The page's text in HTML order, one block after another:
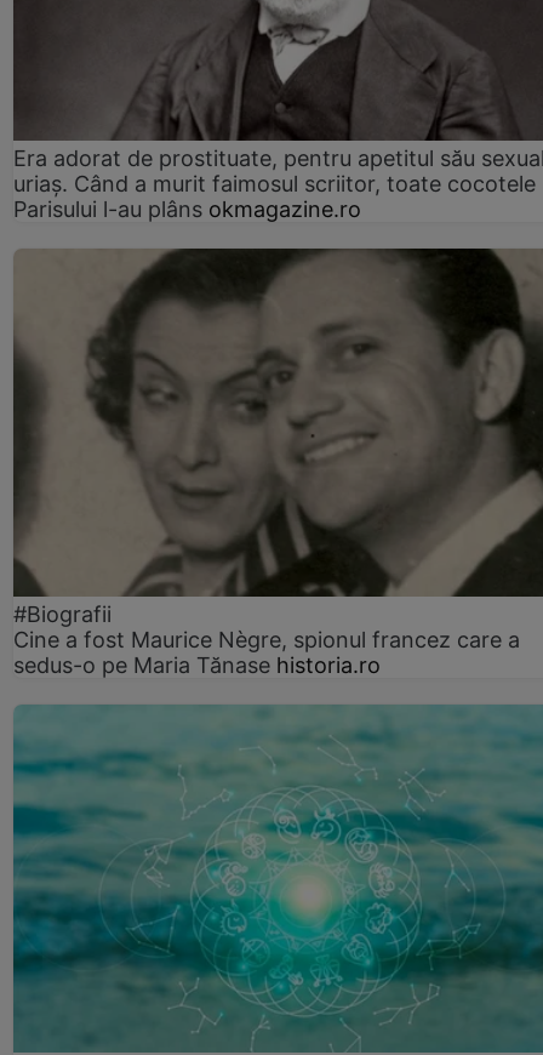
Era adorat de prostituate, pentru apetitul său
uriaș. Când a murit faimosul scriitor, toate cocotele
Parisului l-au plâns okmagazine.ro
#Biografii
Cine a fost Maurice Nègre, spionul francez care a
sedus-o pe Maria Tănase historia.ro